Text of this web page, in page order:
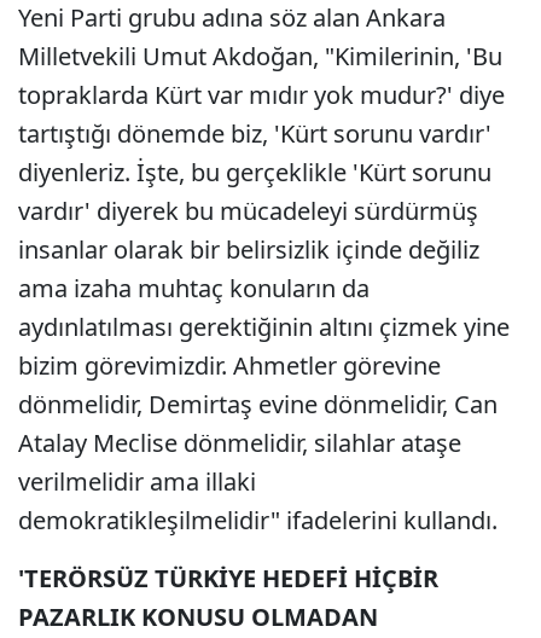
Yeni Parti grubu adına söz alan Ankara
Milletvekili Umut Akdoğan, "Kimilerinin, 'Bu
topraklarda Kürt var mıdır yok mudur?' diye
tartıştığı dönemde biz, 'Kürt sorunu vardır'
diyenleriz. İşte, bu gerçeklikle 'Kürt sorunu
vardır' diyerek bu mücadeleyi sürdürmüş
insanlar olarak bir belirsizlik içinde değiliz
ama izaha muhtaç konuların da
aydınlatılması gerektiğinin altını çizmek yine
bizim görevimizdir. Ahmetler görevine
dönmelidir, Demirtaş evine dönmelidir, Can
Atalay Meclise dönmelidir, silahlar ataşe
verilmelidir ama illaki
demokratikleşilmelidir" ifadelerini kullandı.
'TERÖRSÜZ TÜRKİYE HEDEFİ HİÇBİR
PAZARLIK KONUSU OLMADAN